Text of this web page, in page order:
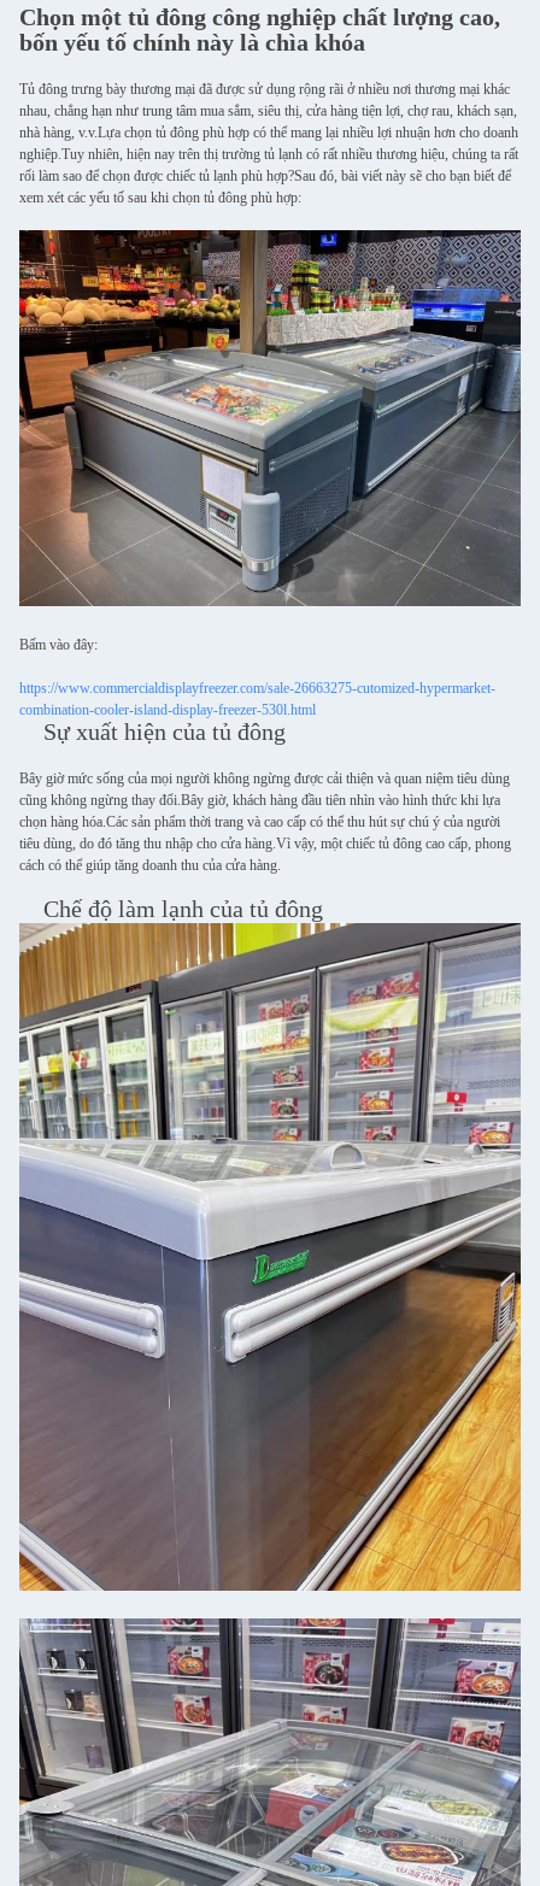
Chọn một tủ đông công nghiệp chất lượng cao,
bốn yếu tố chính này là chìa khóa
Tủ đông trưng bày thương mại đã được sử dụng rộng rãi ở nhiều nơi thương mại khác
nhau, chẳng hạn như trung tâm mua sắm, siêu thị, cửa hàng tiện lợi, chợ rau, khách sạn,
nhà hàng, v.v.Lựa chọn tủ đông phù hợp có thể mang lại nhiều lợi nhuận hơn cho doanh
nghiệp.Tuy nhiên, hiện nay trên thị trường tủ lạnh có rất nhiều thương hiệu, chúng ta rất
rối làm sao để chọn được chiếc tủ lạnh phù hợp?Sau đó, bài viết này sẽ cho bạn biết để
xem xét các yếu tố sau khi chọn tủ đông phù hợp:
Bấm vào đây:
https://www.commercialdisplayfreezer.com/sale-26663275-cutomized-hypermarket-
combination-cooler-island-display-freezer-530l.html
Sự xuất hiện của tủ đông
Bây giờ mức sống của mọi người không ngừng được cải thiện và quan niệm tiêu dùng
cũng không ngừng thay đổi.Bây giờ, khách hàng đầu tiên nhìn vào hình thức khi lựa
chọn hàng hóa.Các sản phẩm thời trang và cao cấp có thể thu hút sự chú ý của người
tiêu dùng, do đó tăng thu nhập cho cửa hàng.Vì vậy, một chiếc tủ đông cao cấp, phong
cách có thể giúp tăng doanh thu của cửa hàng.
Chế độ làm lạnh của tủ đông